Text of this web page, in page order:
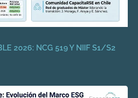
2026: NCG 519 Y NIIF S1/S2